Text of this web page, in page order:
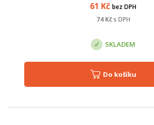
61 Kč bez DPH
74Kč s DPH
SKLADEM
Do košíku